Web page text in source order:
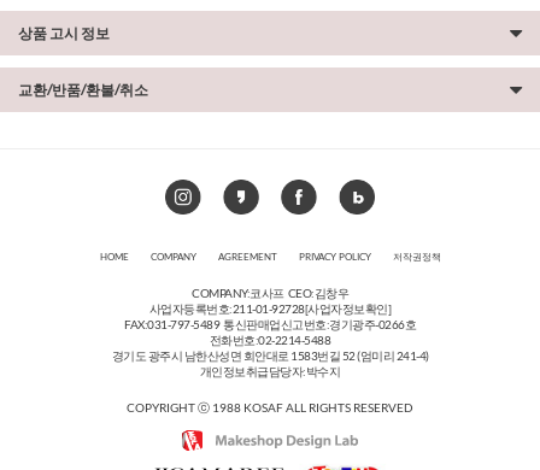
상품 고시 정보
교환/반품/환불/취소
HOME COMPANY AGREEMENT PRIVACY POLICY 저작권정책
COMPANY:코사프 CEO:김창우
사업자등록번호:211-01-92728[사업자정보확인]
FAX:031-797-5489 통신판매업신고번호:경기광주-0266호
전화번호:02-2214-5488
경기도 광주시 남한산성면 회안대로 1583번길 52 (엄미리 241-4)
개인정보취급담당자:박수지
COPYRIGHT ⓒ 1988 KOSAF ALL RIGHTS RESERVED